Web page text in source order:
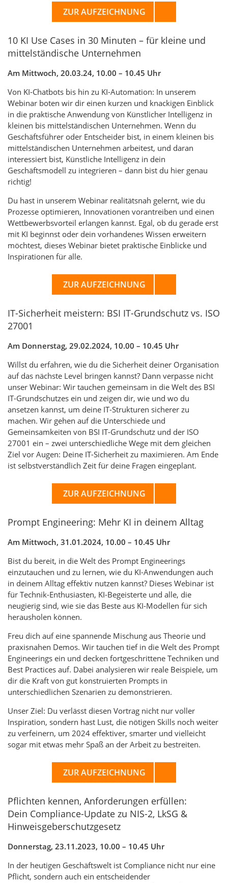
ZUR AUFZEICHNUNG
10 KI Use Cases in 30 Minuten – für kleine und
mittelständische Unternehmen
Am Mittwoch, 20.03.24, 10.00 – 10.45 Uhr
Von KI-Chatbots bis hin zu KI-Automation: In unserem
Webinar boten wir dir einen kurzen und knackigen Einblick
in die praktische Anwendung von Künstlicher Intelligenz in
kleinen bis mittelständischen Unternehmen. Wenn du
Geschäftsführer oder Entscheider bist, in einem kleinen bis
mittelständischen Unternehmen arbeitest, und daran
interessiert bist, Künstliche Intelligenz in dein
Geschäftsmodell zu integrieren – dann bist du hier genau
richtig!
Du hast in unserem Webinar realitätsnah gelernt, wie du
Prozesse optimieren, Innovationen vorantreiben und einen
Wettbewerbsvorteil erlangen kannst. Egal, ob du gerade erst
mit KI beginnst oder dein vorhandenes Wissen erweitern
möchtest, dieses Webinar bietet praktische Einblicke und
Inspirationen für alle.
ZUR AUFZEICHNUNG
IT-Sicherheit meistern: BSI IT-Grundschutz vs. ISO
27001
Am Donnerstag, 29.02.2024, 10.00 – 10.45 Uhr
Willst du erfahren, wie du die Sicherheit deiner Organisation
auf das nächste Level bringen kannst? Dann verpasse nicht
unser Webinar: Wir tauchen gemeinsam in die Welt des BSI
IT-Grundschutzes ein und zeigen dir, wie und wo du
ansetzen kannst, um deine IT-Strukturen sicherer zu
machen. Wir gehen auf die Unterschiede und
Gemeinsamkeiten von BSI IT-Grundschutz und der ISO
27001 ein – zwei unterschiedliche Wege mit dem gleichen
Ziel vor Augen: Deine IT-Sicherheit zu maximieren. Am Ende
ist selbstverständlich Zeit für deine Fragen eingeplant.
ZUR AUFZEICHNUNG
Prompt Engineering: Mehr KI in deinem Alltag
Am Mittwoch, 31.01.2024, 10.00 – 10.45 Uhr
Bist du bereit, in die Welt des Prompt Engineerings
einzutauchen und zu lernen, wie du KI-Anwendungen auch
in deinem Alltag effektiv nutzen kannst? Dieses Webinar ist
für Technik-Enthusiasten, KI-Begeisterte und alle, die
neugierig sind, wie sie das Beste aus KI-Modellen für sich
herausholen können.
Freu dich auf eine spannende Mischung aus Theorie und
praxisnahen Demos. Wir tauchen tief in die Welt des Prompt
Engineerings ein und decken fortgeschrittene Techniken und
Best Practices auf. Dabei analysieren wir reale Beispiele, um
dir die Kraft von gut konstruierten Prompts in
unterschiedlichen Szenarien zu demonstrieren.
Unser Ziel: Du verlässt diesen Vortrag nicht nur voller
Inspiration, sondern hast Lust, die nötigen Skills noch weiter
zu verfeinern, um 2024 effektiver, smarter und vielleicht
sogar mit etwas mehr Spaß an der Arbeit zu bestreiten.
ZUR AUFZEICHNUNG
Pflichten kennen, Anforderungen erfüllen:
Dein Compliance-Update zu NIS-2, LkSG &
Hinweisgeberschutzgesetz
Donnerstag, 23.11.2023, 10.00 – 10.45 Uhr
In der heutigen Geschäftswelt ist Compliance nicht nur eine
Pflicht, sondern auch ein entscheidender